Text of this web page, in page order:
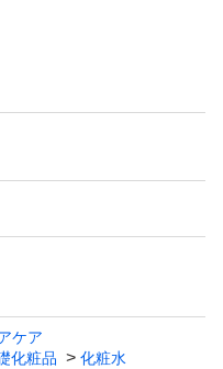
経質な方はご遠慮くださ
などございます。
お願い致します。
ケア
化粧品
化粧水